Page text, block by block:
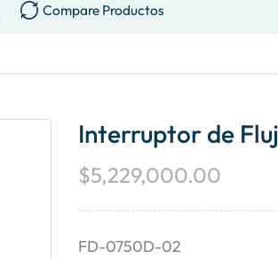
Compare Productos
Interruptor de
$5,229,000.00
FD-0750D-02